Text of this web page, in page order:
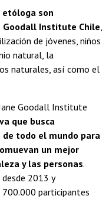
etóloga son
Goodall Institute Chile
de jóvenes, niños
natural, la
naturales, así como el
Goodall Institute
que busca
de todo el mundo para
un mejor
y las personas.
2013 y
participantes